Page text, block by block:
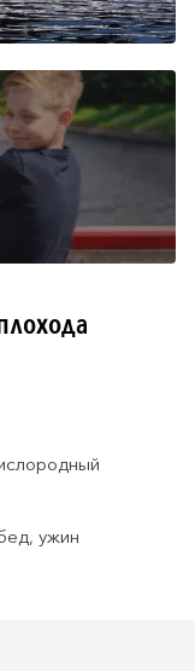
(фортепиано,
ужин